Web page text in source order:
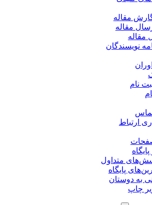
مقاله
مقاله
نویسندگان
نام
ارتباط
متداول
پایگاه
به دوستان
چاپ